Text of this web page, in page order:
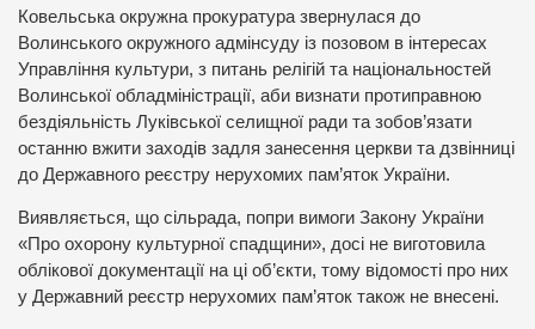
Ковельська окружна прокуратура звернулася до
Волинського окружного адмінсуду із позовом в інтересах
Управління культури, з питань релігій та національностей
Волинської обладміністрації, аби визнати протиправною
бездіяльність Луківської селищної ради та зобов’язати
останню вжити заходів задля занесення церкви та дзвінниці
до Державного реєстру нерухомих пам’яток України.
Виявляється, що сільрада, попри вимоги Закону України
«Про охорону культурної спадщини», досі не виготовила
облікової документації на ці об’єкти, тому відомості про них
у Державний реєстр нерухомих пам’яток також не внесені.